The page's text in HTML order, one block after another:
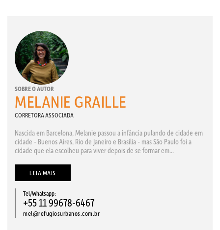
SOBRE O AUTOR
MELANIE GRAILLE
CORRETORA ASSOCIADA
Nascida em Barcelona, Melanie passou a infância pulando de cidade em
cidade - Buenos Aires, Rio de Janeiro e Brasília - mas São Paulo foi a
cidade que ela escolheu para viver depois de se formar em...
LEIA MAIS
Tel/Whatsapp:
+55 11 99678-6467
mel@refugiosurbanos.com.br